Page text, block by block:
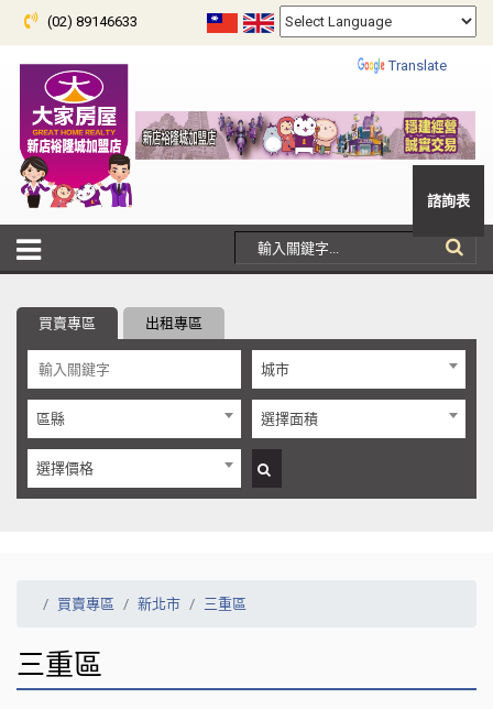
(02) 89146633
Translate
買賣專區 出租專區
城市
區縣 選擇面積
選擇價格
買賣專區 新北市 三重區
三重區
諮詢表